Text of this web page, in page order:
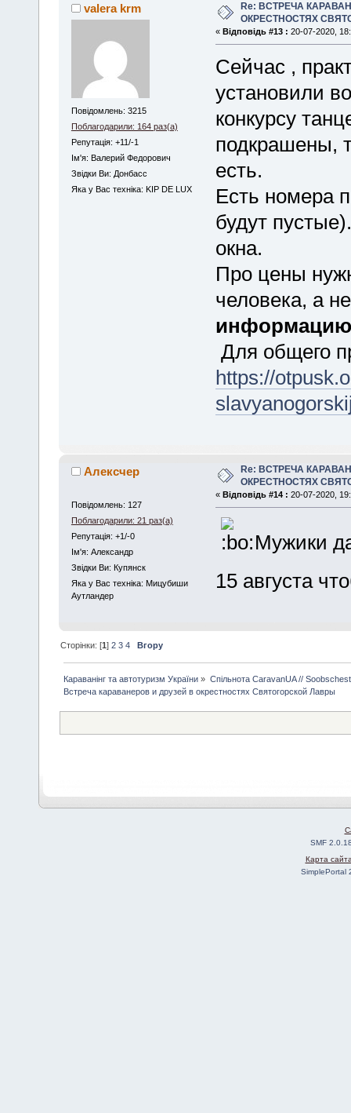
valera krm
Повідомлень: 3215
Поблагодарили: 164 раз(а)
Репутація: +11/-1
Iм'я: Валерий Федорович
Звідки Ви: Донбасс
Яка у Вас техніка: KIP DE LUX
Re: ВСТРЕЧА
ОКРЕСТНОСТЯХ
« Відповідь #13 : 20-07-2020,
Сейчас ,
установили
конкурсу
подкрашены,
есть.
Есть номера
будут
окна.
Про цены
человека, а
информацию
Для общего
https://
Алексчер
Повідомлень: 127
Поблагодарили: 21 раз(а)
Репутація: +1/-0
Iм'я: Александр
Звідки Ви: Купянск
Яка у Вас техніка: Мицубиши
Аутландер
Re: ВСТРЕЧА
ОКРЕСТНОСТЯХ
« Відповідь #14 : 20-07-2020,
Мужики
15 августа
Сторінки: [1]2 3 4 Вгору
Караванінг та автотуризм України » Спільнота CaravanUA //
Встреча караванеров и друзей в окрестностях Святогорской Лавры
SMF
Карта
SimplePortal